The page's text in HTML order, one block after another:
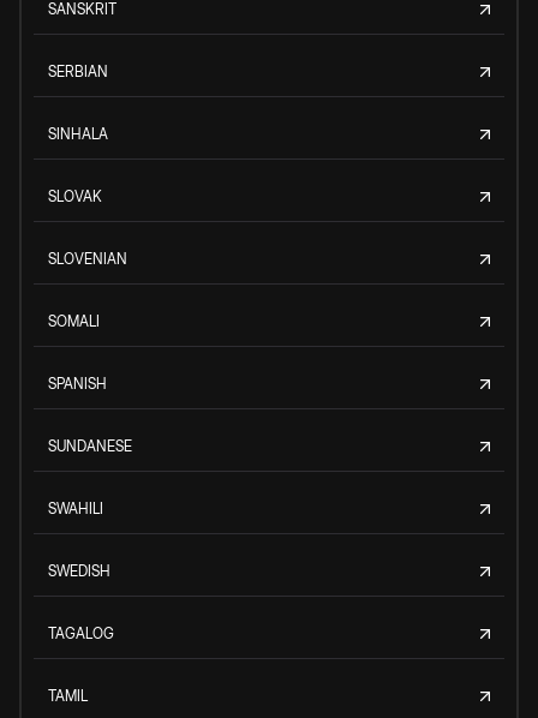
SANSKRIT
SERBIAN
SINHALA
SLOVAK
SLOVENIAN
SOMALI
SPANISH
SUNDANESE
SWAHILI
SWEDISH
TAGALOG
TAMIL